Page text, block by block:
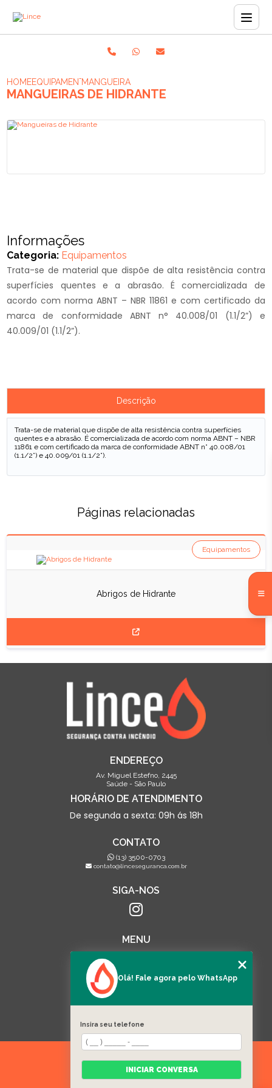
HOMEEQUIPAMENTOSMANGUEIRAS DE HIDRANTE
MANGUEIRAS DE HIDRANTE
Informações
Categoria: Equipamentos
Trata-se de material que dispõe de alta resistência contra
superfícies quentes e a abrasão. É comercializada de
acordo com norma ABNT – NBR 11861 e com certificado da
marca de conformidade ABNT n° 40.008/01 (1.1/2”) e
40.009/01 (1.1/2”).
Descrição
Trata-se de material que dispõe de alta resistência contra superfícies
quentes e a abrasão. É comercializada de acordo com norma ABNT – NBR
11861 e com certificado da marca de conformidade ABNT n° 40.008/01
(1.1/2”) e 40.009/01 (1.1/2”).
Páginas relacionadas
Abrigos de Hidrante
Equipamentos
ENDEREÇO
Av. Miguel Estefno, 2445
Saúde - São Paulo
HORÁRIO DE ATENDIMENTO
De segunda a sexta: 09h ás 18h
CONTATO
(13) 3500-0703
contato@linceseguranca.com.br
SIGA-NOS
MENU
QUEM SOMOS
SERVIÇOS
EQUIPAMENTOS
MAPA DO SITE
Copyright © Lince. (Lei 9610 de 19/02/1998)
W3C
Olá! Fale agora pelo WhatsApp
Insira seu telefone
INICIAR CONVERSA